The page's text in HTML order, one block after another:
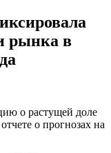
рынка в
о растущей доле
о прогнозах на